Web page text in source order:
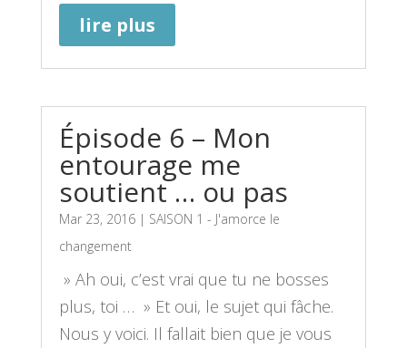
lire plus
Épisode 6 – Mon
entourage me
soutient … ou pas
Mar 23, 2016| SAISON 1 - J'amorce le
changement
» Ah oui, c’est vrai que tu ne bosses
plus, toi … » Et oui, le sujet qui fâche.
Nous y voici. Il fallait bien que je vous